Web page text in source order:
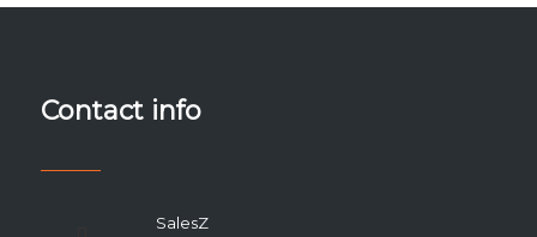
Contact info
SalesZ